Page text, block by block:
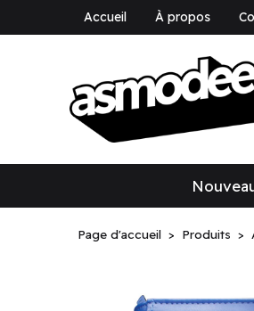
Accueil À propos
Page d'accueil Produits